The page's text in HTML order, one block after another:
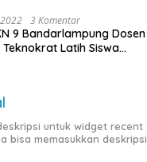
3 Komentar
9 Bandarlampung Dosen
Teknokrat Latih Siswa
untuk widget recent
bisa memasukkan deskripsi